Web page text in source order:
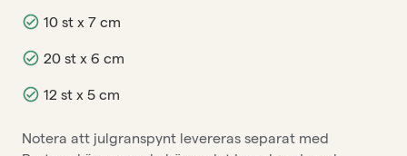
10 st x 7 cm
20 st x 6 cm
12 st x 5 cm
Notera att julgranspynt levereras separat med